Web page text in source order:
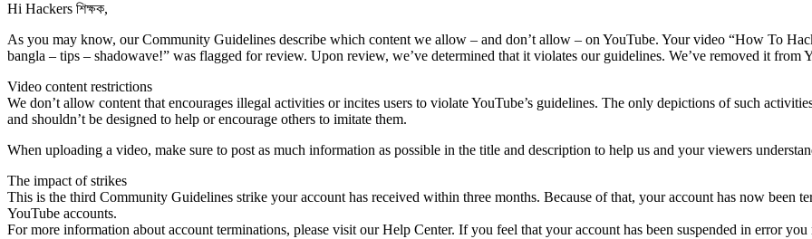
Hi Hackers শিক্ষক,
As you may know, our Community Guidelines describe which content we allow – and don’t allow – on YouTube. Your video “How To
bangla – tips – shadowave!” was flagged for review. Upon review, we’ve determined that it violates our guidelines. We’ve removed it
Video content restrictions
We don’t allow content that encourages illegal activities or incites users to violate YouTube’s guidelines. The only depictions of such
and shouldn’t be designed to help or encourage others to imitate them.
When uploading a video, make sure to post as much information as possible in the title and description to help us and your viewers
The impact of strikes
This is the third Community Guidelines strike your account has received within three months. Because of that, your account has now been
YouTube accounts.
For more information about account terminations, please visit our Help Center. If you feel that your account has been suspended in error